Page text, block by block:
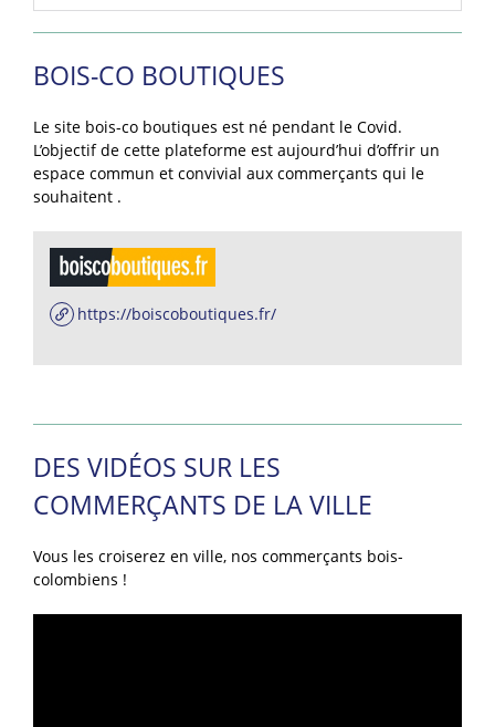
BOIS-CO BOUTIQUES
Le site bois-co boutiques est né pendant le Covid.
L’objectif de cette plateforme est aujourd’hui d’offrir un
espace commun et convivial aux commerçants qui le
souhaitent .
https://boiscoboutiques.fr/
DES VIDÉOS SUR LES
COMMERÇANTS DE LA VILLE
Vous les croiserez en ville, nos commerçants bois-
colombiens !